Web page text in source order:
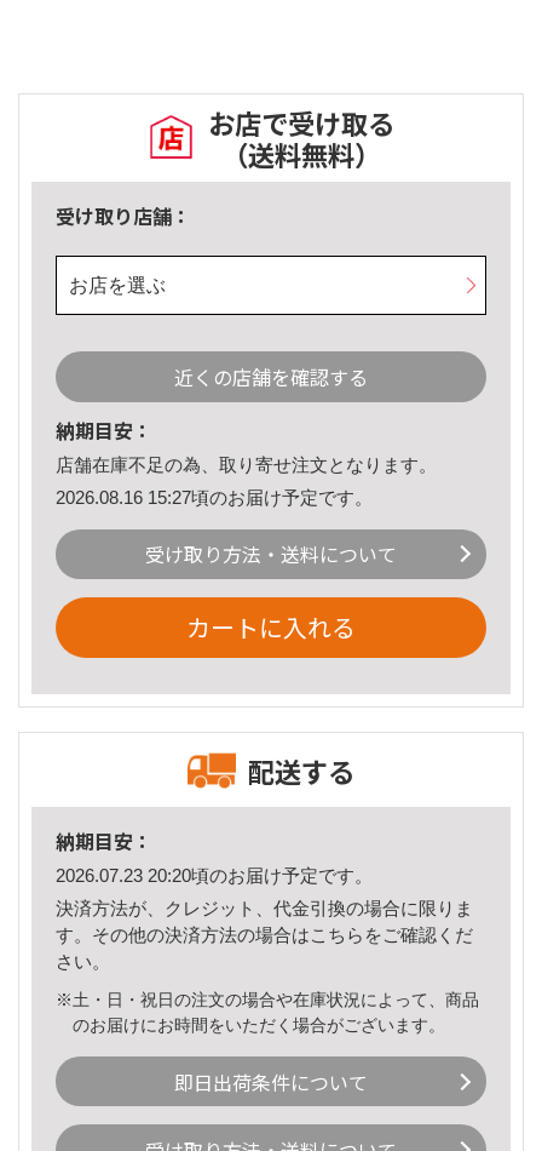
お店で受け取る
（送料無料）
受け取り店舗：
お店を選ぶ
近くの店舗を確認する
納期目安：
店舗在庫不足の為、取り寄せ注文となります。
2026.08.16 15:27頃のお届け予定です。
受け取り方法・送料について
カートに入れる
配送する
納期目安：
2026.07.23 20:20頃のお届け予定です。
決済方法が、クレジット、代金引換の場合に限りま
す。その他の決済方法の場合はこちら をご確認くだ
さい。
※土・日・祝日の注文の場合や在庫状況によって、商品
のお届けにお時間をいただく場合がございます。
即日出荷条件について